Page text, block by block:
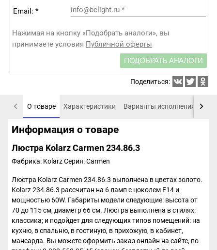
Email: * info@bclight.ru *
Нажимая на кнопку «Подобрать аналоги», вы
принимаете условия Публичной оферты
ПОДОБРАТЬ АНАЛОГИ
Поделиться:
О товаре Характеристики Варианты исполнения
Информация о товаре
Люстра Kolarz Carmen 234.86.3
Фабрика: KolarzСерия: Carmen
Люстра Kolarz Carmen 234.86.3 выполнена в цветах золото.
Kolarz 234.86.3 рассчитан на 6 ламп с цоколем E14 и
мощностью 60W. Габариты модели следующие: высота от
70 до 115 см, диаметр 66 см. Люстра выполнена в стилях:
классика; и подойдет для следующих типов помещений: на
кухню, в спальню, в гостиную, в прихожую, в кабинет,
мансарда. Вы можете оформить заказ онлайн на сайте, по